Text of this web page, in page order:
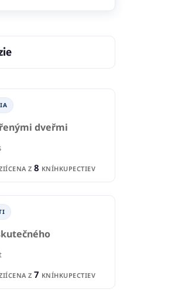
dveřmi
CENA Z 8 KNÍHKUPECTIEV
CENA Z 7 KNÍHKUPECTIEV